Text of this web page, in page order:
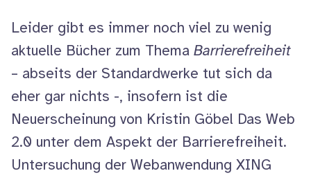
Leider gibt es immer noch viel zu wenig
aktuelle Bücher zum Thema Barrierefreiheit
– abseits der Standardwerke tut sich da
eher gar nichts -, insofern ist die
Neuerscheinung von Kristin Göbel Das Web
2.0 unter dem Aspekt der Barrierefreiheit.
Untersuchung der Webanwendung XING